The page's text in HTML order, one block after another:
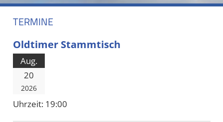
TERMINE
Oldtimer Stammtisch
Aug.
20
2026
Uhrzeit: 19:00